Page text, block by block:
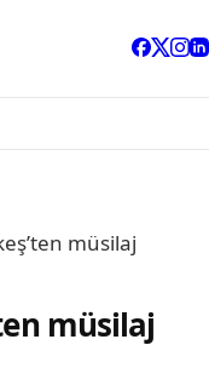
müsilaj
müsilaj